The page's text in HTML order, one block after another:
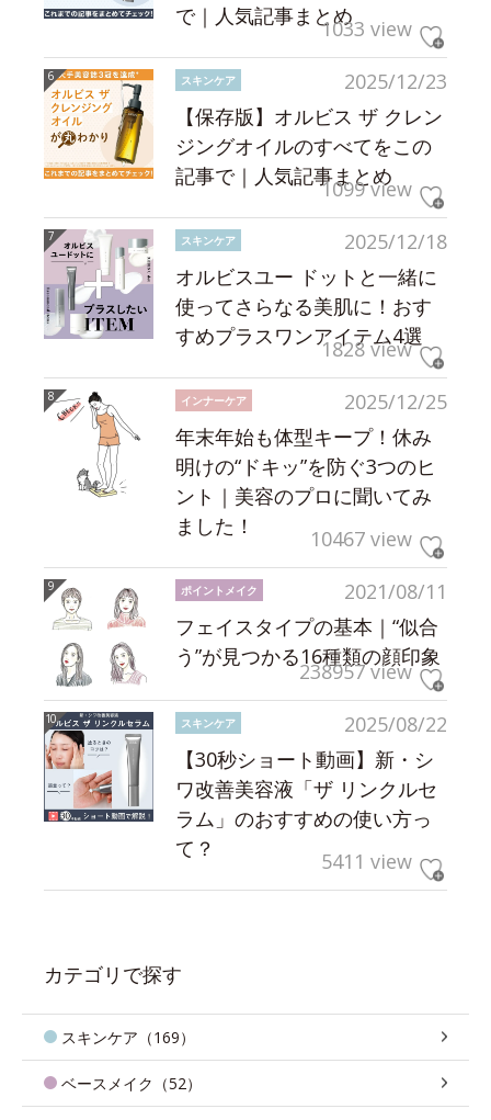
で｜人気記事まとめ1033 view
2025/12/23
スキンケア
【保存版】オルビス ザ クレン
ジングオイルのすべてをこの
記事で｜人気記事まとめ
1099 view
2025/12/18
スキンケア
オルビスユー ドットと一緒に
使ってさらなる美肌に！おす
すめプラスワンアイテム4選
1828 view
2025/12/25
インナーケア
年末年始も体型キープ！休み
明けの“ドキッ”を防ぐ3つのヒ
ント｜美容のプロに聞いてみ
ました！
10467 view
2021/08/11
ポイントメイク
フェイスタイプの基本｜“似合
う”が見つかる16種類の顔印象
238957 view
2025/08/22
スキンケア
【30秒ショート動画】新・シ
ワ改善美容液「ザ リンクルセ
ラム」のおすすめの使い方っ
て？
5411 view
カテゴリで探す
スキンケア（169）
ベースメイク（52）